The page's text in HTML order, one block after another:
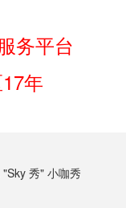
务平台
年
秀" 小咖秀